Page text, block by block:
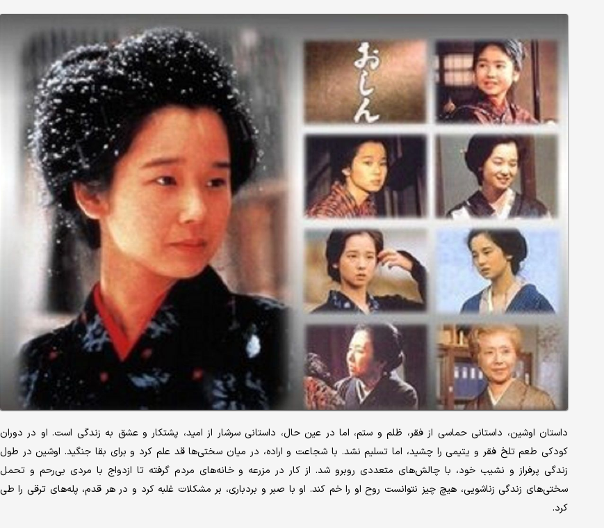
داستان اوشین، داستانی حماسی از فقر، ظلم و ستم، اما در عین حال، داستانی سرشار از امید، پشتکار و عشق به زندگی است. او در دوران
کودکی طعم تلخ فقر و یتیمی را چشید، اما تسلیم نشد. با شجاعت و اراده‌، در میان سختی‌ها قد علم کرد و برای بقا جنگید. اوشین در طول
زندگی پرفراز و نشیب خود، با چالش‌های متعددی روبرو شد. از کار در مزرعه و خانه‌های مردم گرفته تا ازدواج با مردی بی‌رحم و تحمل
سختی‌های زندگی زناشویی، هیچ چیز نتوانست روح او را خم کند. او با صبر و بردباری، بر مشکلات غلبه کرد و در هر قدم، پله‌های ترقی را طی
کرد.